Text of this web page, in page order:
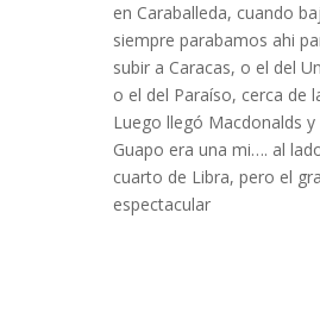
en Caraballeda, cuando
siempre parabamos ahi
subir a Caracas, o el del
o el del Paraíso, cerca de
Luego llegó Macdonalds
Guapo era una mi…. al
cuarto de Libra, pero el
espectacular